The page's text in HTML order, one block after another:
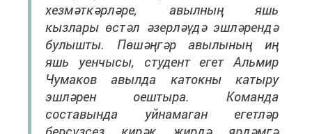
хезмәткәрләре, авылның яшь
кызлары өстәл әзерләүдә эшләрендә
булышты. Пөшәңгәр авылының иң
яшь уенчысы, студент егет Альмир
Чумаков авылда катокны катыру
эшләрен оештыра. Команда
составында уйнамаган егетләр